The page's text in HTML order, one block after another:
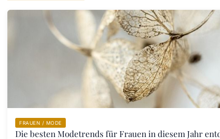
FRAUEN / MODE
Die besten Modetrends für Frauen in diesem Jahr